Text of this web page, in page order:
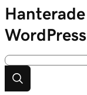
WordPress